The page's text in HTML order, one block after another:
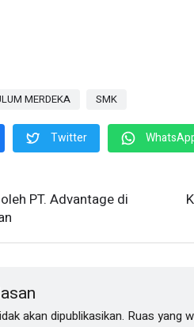
MERDEKA SMK
Twitter
PT. Advantage di
akan dipublikasikan. Ruas yang